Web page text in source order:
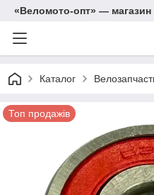
«Веломото-опт» — магазин
Каталог
Топ продажів